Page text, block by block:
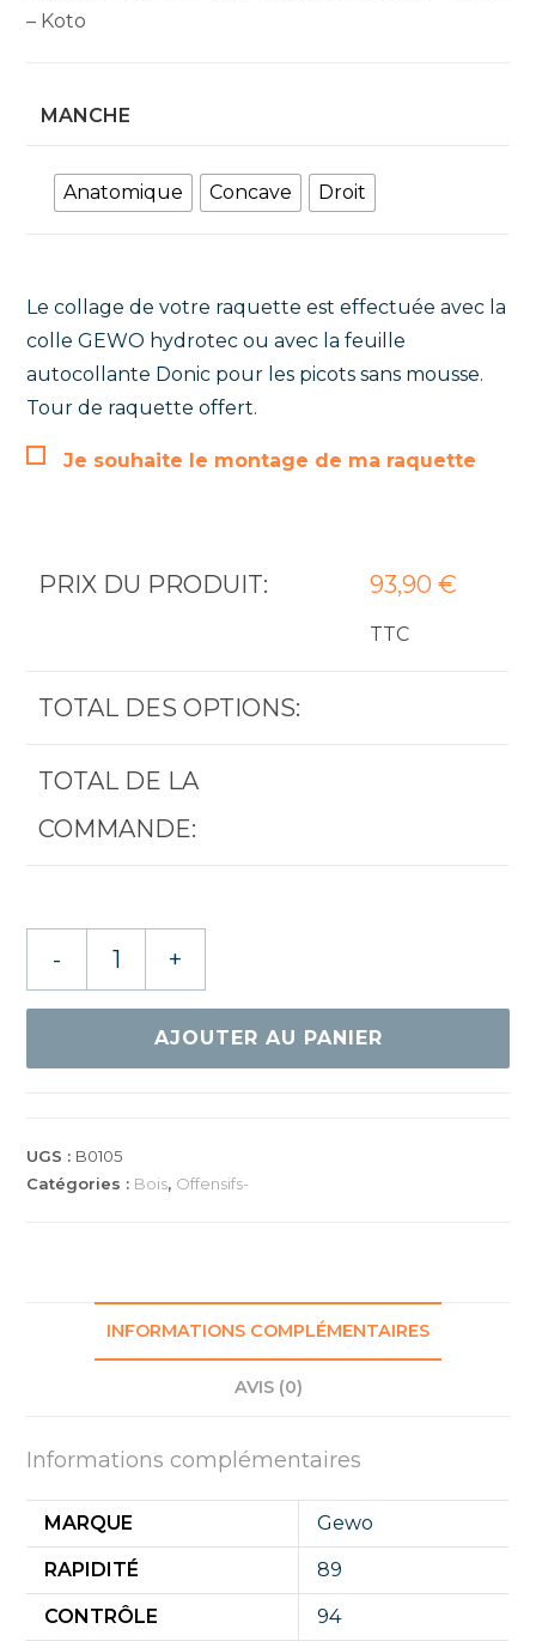
– Koto
MANCHE
Anatomique Concave Droit
Le collage de votre raquette est effectuée avec la
colle GEWO hydrotec ou avec la feuille
autocollante Donic pour les picots sans mousse.
Tour de raquette offert.
Je souhaite le montage de ma raquette
PRIX DU PRODUIT: 93,90€
TTC
TOTAL DES OPTIONS:
TOTAL DE LA
COMMANDE:
- +
AJOUTER AU PANIER
UGS : B0105
Catégories : Bois, Offensifs-
INFORMATIONS COMPLÉMENTAIRES
AVIS (0)
Informations complémentaires
MARQUE Gewo
RAPIDITÉ 89
CONTRÔLE 94